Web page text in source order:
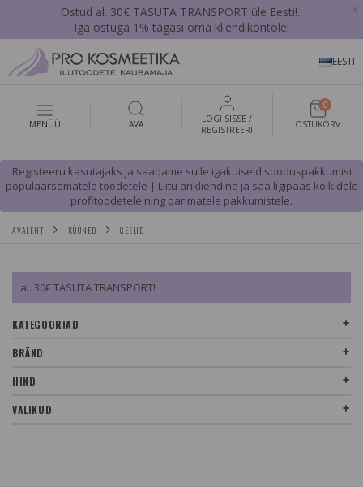
Ostud al. 30€ TASUTA TRANSPORT üle Eesti!.
Iga ostuga 1% tagasi oma kliendikontole!
x
EESTI
MENÜÜ AVA
LOGI SISSE /
REGISTREERI
0
OSTUKORV
Registeeru kasutajaks ja saadame sulle igakuiseid sooduspakkumisi
populaarsematele toodetele | Liitu ärikliendina ja saa ligipääs kõikidele
profitoodetele ning parimatele pakkumistele.
AVALEHT KÜÜNED GEELID
al. 30€ TASUTA TRANSPORT!
KATEGOORIAD
BRÄND
HIND
VALIKUD